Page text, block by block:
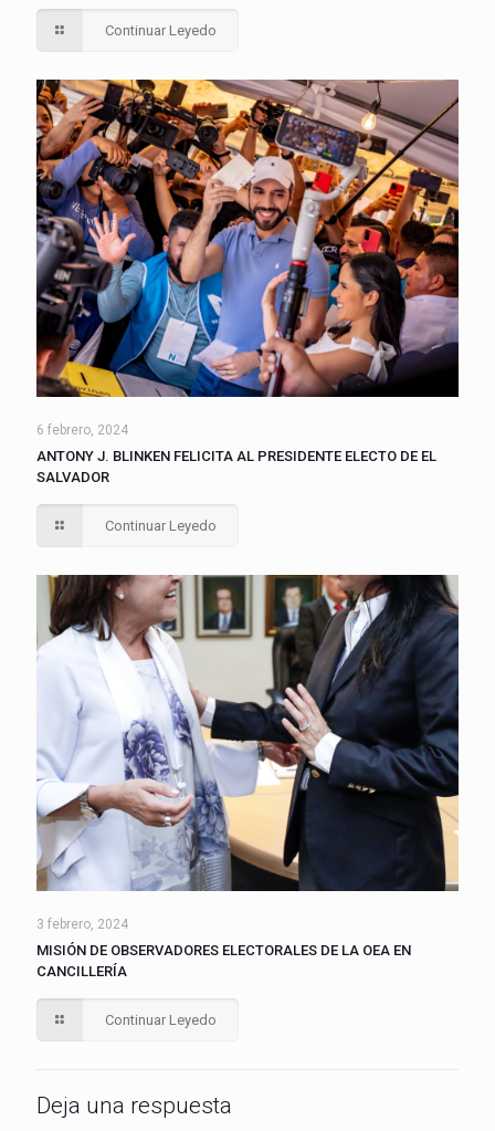
Continuar Leyedo
6 febrero, 2024
ANTONY J. BLINKEN FELICITA AL PRESIDENTE ELECTO DE EL
SALVADOR
Continuar Leyedo
3 febrero, 2024
MISIÓN DE OBSERVADORES ELECTORALES DE LA OEA EN
CANCILLERÍA
Continuar Leyedo
Deja una respuesta